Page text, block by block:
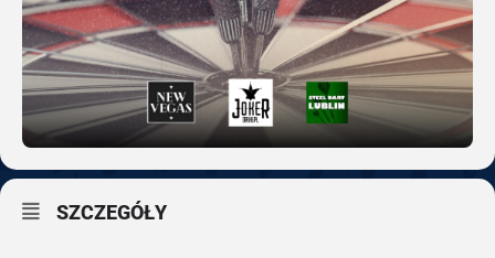
SZCZEGÓŁY